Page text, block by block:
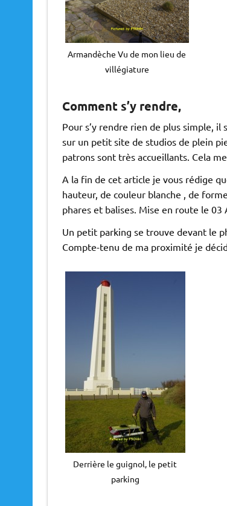
Armandèche Vu de mon lieu de
villégiature
Comment s’y rendre,
Pour s’y rendre rien de plus simple,
sur un petit site de studios de plein
patrons sont très accueillants. Cela
A la fin de cet article je vous rédige
hauteur, de couleur blanche , de
phares et balises. Mise en route le 03
Un petit parking se trouve devant le
Compte-tenu de ma proximité je
Derrière le guignol, le petit
parking